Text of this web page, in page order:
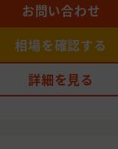
詳細を見る
お問い合わせ
相場を確認する